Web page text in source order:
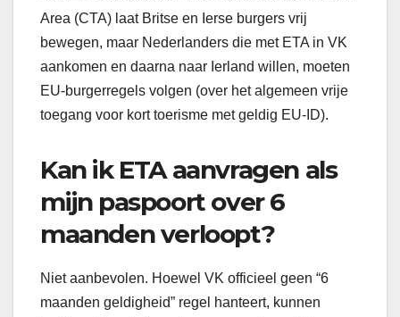
Area (CTA) laat Britse en Ierse burgers vrij
bewegen, maar Nederlanders die met ETA in VK
aankomen en daarna naar Ierland willen, moeten
EU-burgerregels volgen (over het algemeen vrije
toegang voor kort toerisme met geldig EU-ID).
Kan ik ETA aanvragen als
mijn paspoort over 6
maanden verloopt?
Niet aanbevolen. Hoewel VK officieel geen “6
maanden geldigheid” regel hanteert, kunnen